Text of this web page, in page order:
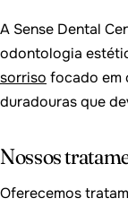
A Sense Dental
odontologia
sorriso focado em
duradouras que
Nossos
Oferecemos